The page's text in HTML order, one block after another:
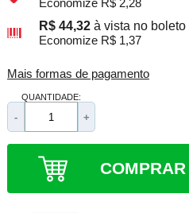
Economize R$ 2,28
R$ 44,32 à vista no boleto
Economize R$ 1,37
Mais formas de pagamento
QUANTIDADE:
- +
COMPRAR